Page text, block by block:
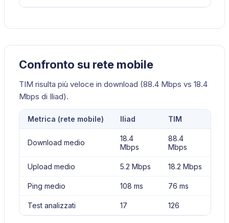
Confronto su rete mobile
TIM risulta più veloce in download (88.4 Mbps vs 18.4
Mbps di Iliad).
Metrica (rete mobile) Iliad TIM
Download medio
18.4
Mbps
88.4
Mbps
Upload medio 5.2 Mbps 18.2 Mbps
Ping medio 108 ms 76 ms
Test analizzati 17 126